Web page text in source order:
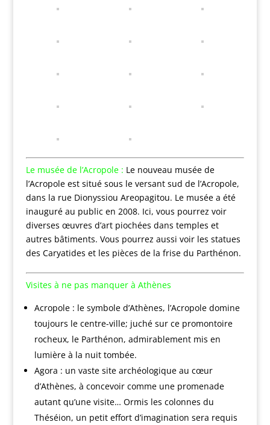
Le musée de l’Acropole : Le nouveau musée de
l’Acropole est situé sous le versant sud de l’Acropole,
dans la rue Dionyssiou Areopagitou. Le musée a été
inauguré au public en 2008. Ici, vous pourrez voir
diverses œuvres d’art piochées dans temples et
autres bâtiments. Vous pourrez aussi voir les statues
des Caryatides et les pièces de la frise du Parthénon.
Visites à ne pas manquer à Athènes
Acropole : le symbole d’Athènes, l’Acropole domine
toujours le centre-ville; juché sur ce promontoire
rocheux, le Parthénon, admirablement mis en
lumière à la nuit tombée.
Agora : un vaste site archéologique au cœur
d’Athènes, à concevoir comme une promenade
autant qu’une visite… Ormis les colonnes du
Théséion, un petit effort d’imagination sera requis